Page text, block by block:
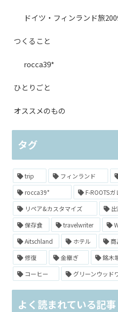
ドイツ・フィンランド旅
つくること
rocca39*
ひとりごと
オススメのもの
タグ
trip フィンランド
rocca39*
F-ROOTSガ
リペア&カスタマイズ
保存食
travelwriter
Aitschland
ホテル 商
修復
金継ぎ 銘木
コーヒー
グリーンウッド
よく読まれている記事